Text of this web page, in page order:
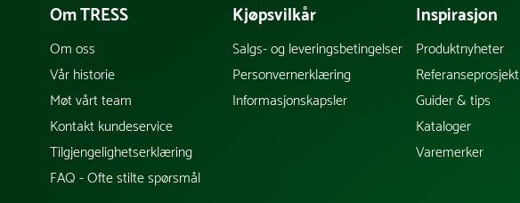
Om TRESS
Om oss
Vår historie
Møt vårt team
Kontakt kundeservice
Tilgjengelighetserklæring
FAQ - Ofte stilte spørsmål
Kjøpsvilkår
Salgs- og leveringsbetingelser
Personvernerklæring
Informasjonskapsler
Inspirasjon
Produktnyheter
Referanseprosjekt
Guider & tips
Kataloger
Varemerker